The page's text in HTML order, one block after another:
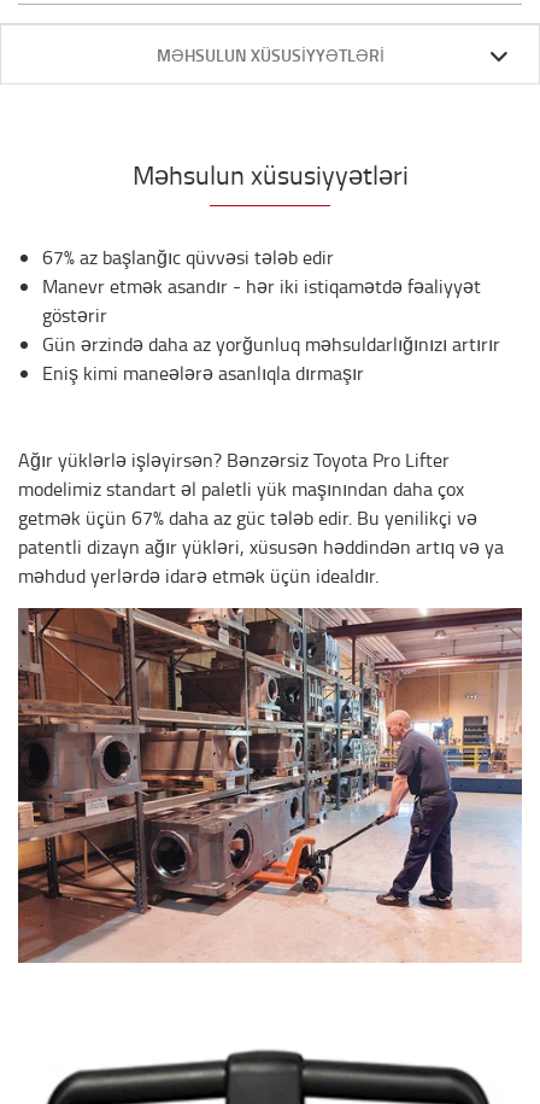
MƏHSULUN XÜSUSIYYƏTLƏRI
Məhsulun xüsusiyyətləri
67% az başlanğıc qüvvəsi tələb edir
Manevr etmək asandır - hər iki istiqamətdə fəaliyyət
göstərir
Gün ərzində daha az yorğunluq məhsuldarlığınızı artırır
Eniş kimi maneələrə asanlıqla dırmaşır
Ağır yüklərlə işləyirsən? Bənzərsiz Toyota Pro Lifter
modelimiz standart əl paletli yük maşınından daha çox
getmək üçün 67% daha az güc tələb edir. Bu yenilikçi və
patentli dizayn ağır yükləri, xüsusən həddindən artıq və ya
məhdud yerlərdə idarə etmək üçün idealdır.